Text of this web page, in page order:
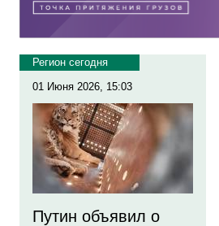
Регион сегодня
01 Июня 2026, 15:03
Путин объявил о